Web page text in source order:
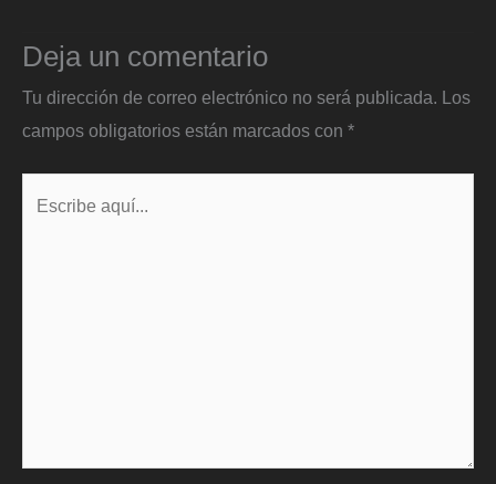
Deja un comentario
Tu dirección de correo electrónico no será publicada. Los
campos obligatorios están marcados con *